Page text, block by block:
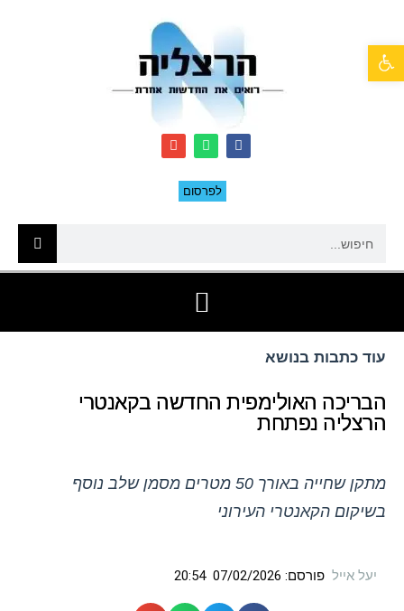
לפרסום
עוד כתבות בנושא
הבריכה האולימפית החדשה בקאנטרי
הרצליה נפתחת
מתקן שחייה באורך 50 מטרים מסמן שלב נוסף
בשיקום הקאנטרי העירוני
יעל אייל פורסם: 07/02/2026
20:54
פתח סרגל נגישות